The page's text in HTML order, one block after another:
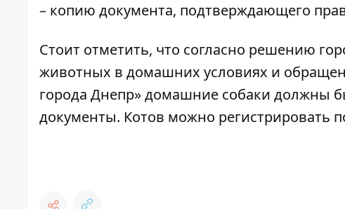
– копию документа, подтверждающего
Стоит отметить, что согласно решению
животных в домашних условиях и
города Днепр» домашние собаки должны
документы. Котов можно регистрировать